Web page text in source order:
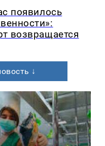
появилось
возвращается
↓